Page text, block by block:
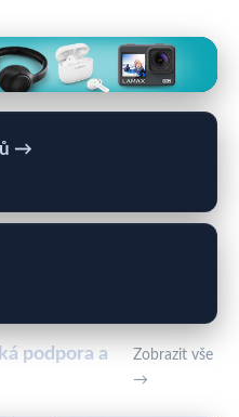
→
podpora a
Zobrazit vše
→